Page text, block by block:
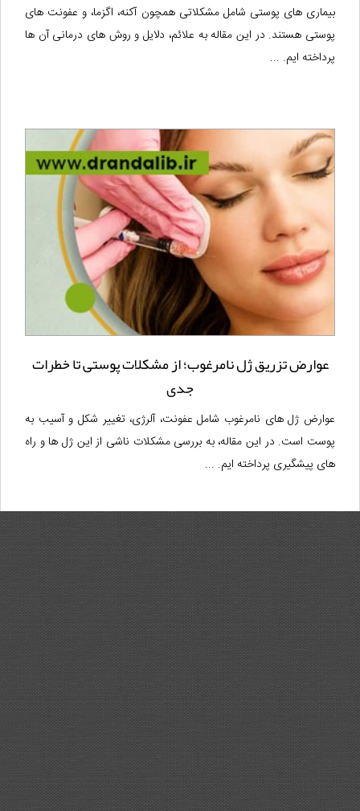
بیماری های پوستی شامل مشکلاتی همچون آکنه، اگزما، و عفونت های
پوستی هستند. در این مقاله به علائم، دلایل و روش های درمانی آن ها
پرداخته ایم. ...
عوارض تزریق ژل نامرغوب؛ از مشکلات پوستی تا خطرات
جدی
عوارض ژل های نامرغوب شامل عفونت، آلرژی، تغییر شکل و آسیب به
پوست است. در این مقاله، به بررسی مشکلات ناشی از این ژل ها و راه
های پیشگیری پرداخته ایم. ...